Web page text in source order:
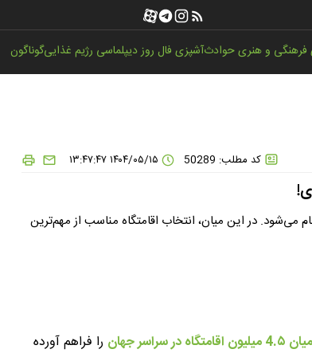
فرهنگی و هنریحوادثآشپزیفال روزدیپلماسی رژیم غذاییگوناگون
کد مطلب: 50289
در این میان، انتخاب اقامتگاه مناسب از مهم‌ترین
4.۵ میلیون اقامتگاه در سراسر جهان
را فراهم آورده